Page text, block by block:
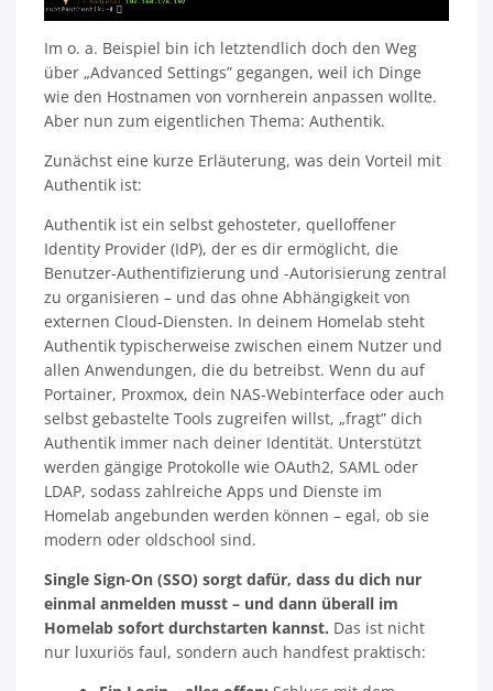
Im o. a. Beispiel bin ich letztendlich doch den Weg
über „Advanced Settings” gegangen, weil ich Dinge
wie den Hostnamen von vornherein anpassen wollte.
Aber nun zum eigentlichen Thema: Authentik.
Zunächst eine kurze Erläuterung, was dein Vorteil mit
Authentik ist:
Authentik ist ein selbst gehosteter, quelloffener
Identity Provider (IdP), der es dir ermöglicht, die
Benutzer-Authentifizierung und -Autorisierung zentral
zu organisieren – und das ohne Abhängigkeit von
externen Cloud-Diensten. In deinem Homelab steht
Authentik typischerweise zwischen einem Nutzer und
allen Anwendungen, die du betreibst. Wenn du auf
Portainer, Proxmox, dein NAS-Webinterface oder auch
selbst gebastelte Tools zugreifen willst, „fragt” dich
Authentik immer nach deiner Identität. Unterstützt
werden gängige Protokolle wie OAuth2, SAML oder
LDAP, sodass zahlreiche Apps und Dienste im
Homelab angebunden werden können – egal, ob sie
modern oder oldschool sind.
Single Sign-On (SSO) sorgt dafür, dass du dich nur
einmal anmelden musst – und dann überall im
Homelab sofort durchstarten kannst. Das ist nicht
nur luxuriös faul, sondern auch handfest praktisch: